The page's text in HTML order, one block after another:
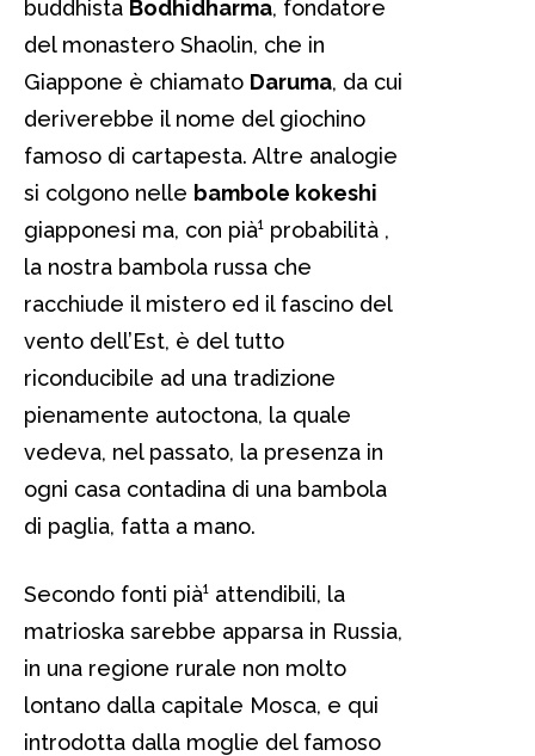
buddhista Bodhidharma, fondatore
del monastero Shaolin, che in
Giappone è chiamato Daruma, da cui
deriverebbe il nome del giochino
famoso di cartapesta. Altre analogie
si colgono nelle bambole kokeshi
giapponesi ma, con pià¹ probabilità ,
la nostra bambola russa che
racchiude il mistero ed il fascino del
vento dell’Est, è del tutto
riconducibile ad una tradizione
pienamente autoctona, la quale
vedeva, nel passato, la presenza in
ogni casa contadina di una bambola
di paglia, fatta a mano.
Secondo fonti pià¹ attendibili, la
matrioska sarebbe apparsa in Russia,
in una regione rurale non molto
lontano dalla capitale Mosca, e qui
introdotta dalla moglie del famoso